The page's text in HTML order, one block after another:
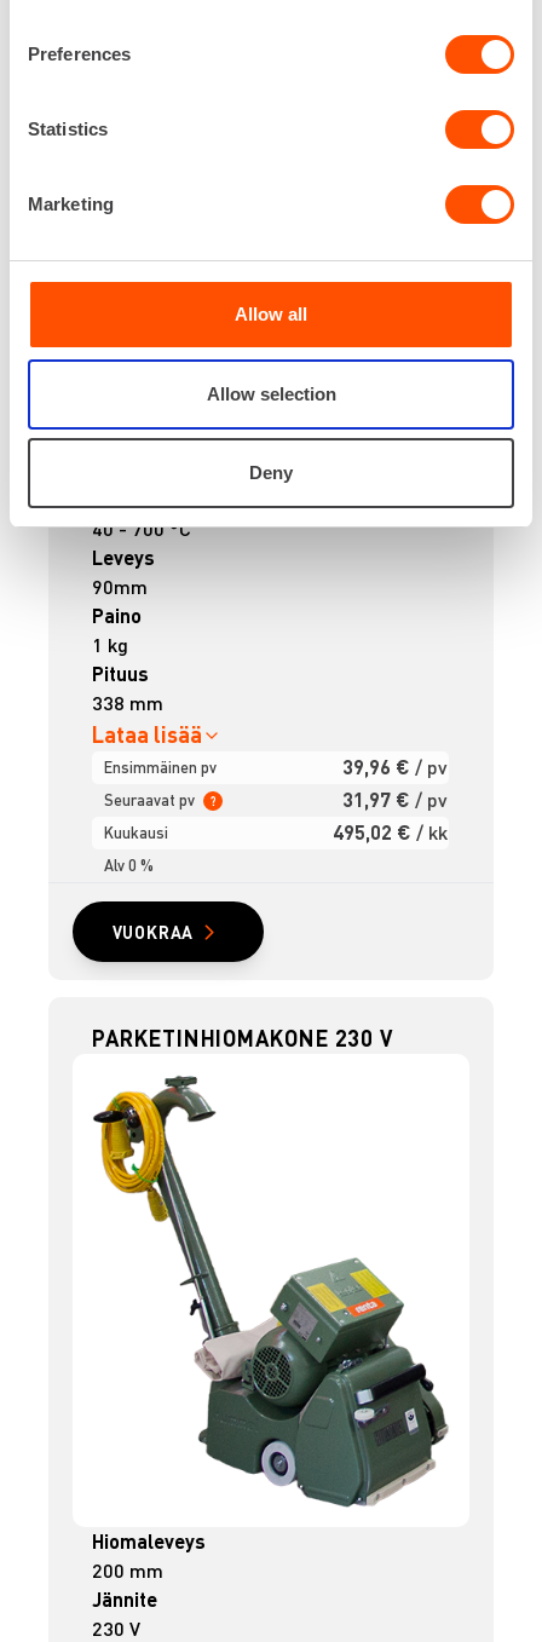
Preferences
Statistics
Marketing
Allow all
Allow selection
Deny
Jännite
Lämpötila
40 - 700 °C
Leveys
90mm
Paino
1 kg
Pituus
338 mm
Lataa lisää
Ensimmäinen pv 39,96 € / pv
Seuraavat pv ? 31,97 € / pv
Kuukausi 495,02 € / kk
Alv 0 %
VUOKRAA
PARKETINHIOMAKONE 230 V
Hiomaleveys
200 mm
Jännite
230 V